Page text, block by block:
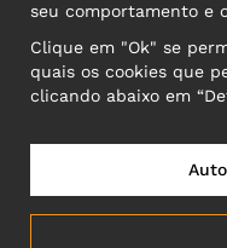
Narva
seu comportamento e
Clique em "Ok" se
quais os cookies que
clicando abaixo em